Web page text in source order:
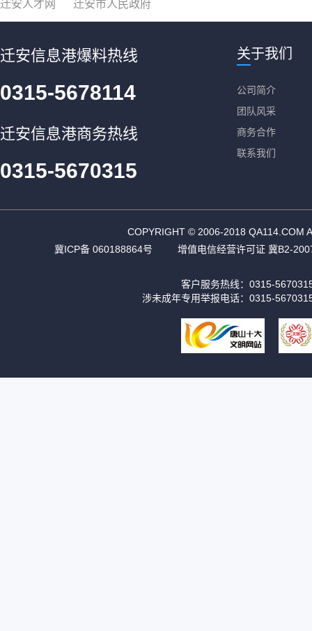
迁安人才网 迁安市人民政府
迁安信息港爆料热线
0315-5678114
迁安信息港商务热线
0315-5670315
关于我们
公司简介
团队风采
商务合作
联系我们
COPYRIGHT © 2006-2018 QA114.COM
冀ICP备 060188864号
增值电信经营许可证 冀B2-
客户服务热线：0315-
涉未成年专用举报电话：0315-